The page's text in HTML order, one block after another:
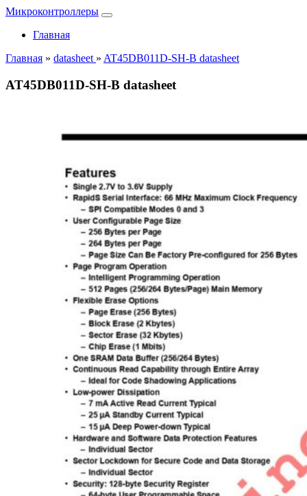
Микроконтроллеры
Главная
Главная » datasheet » AT45DB011D-SH-B datasheet
AT45DB011D-SH-B datasheet